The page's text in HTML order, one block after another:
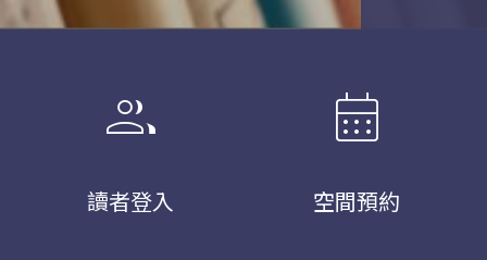
group
讀者登入
calendar_month
空間預約